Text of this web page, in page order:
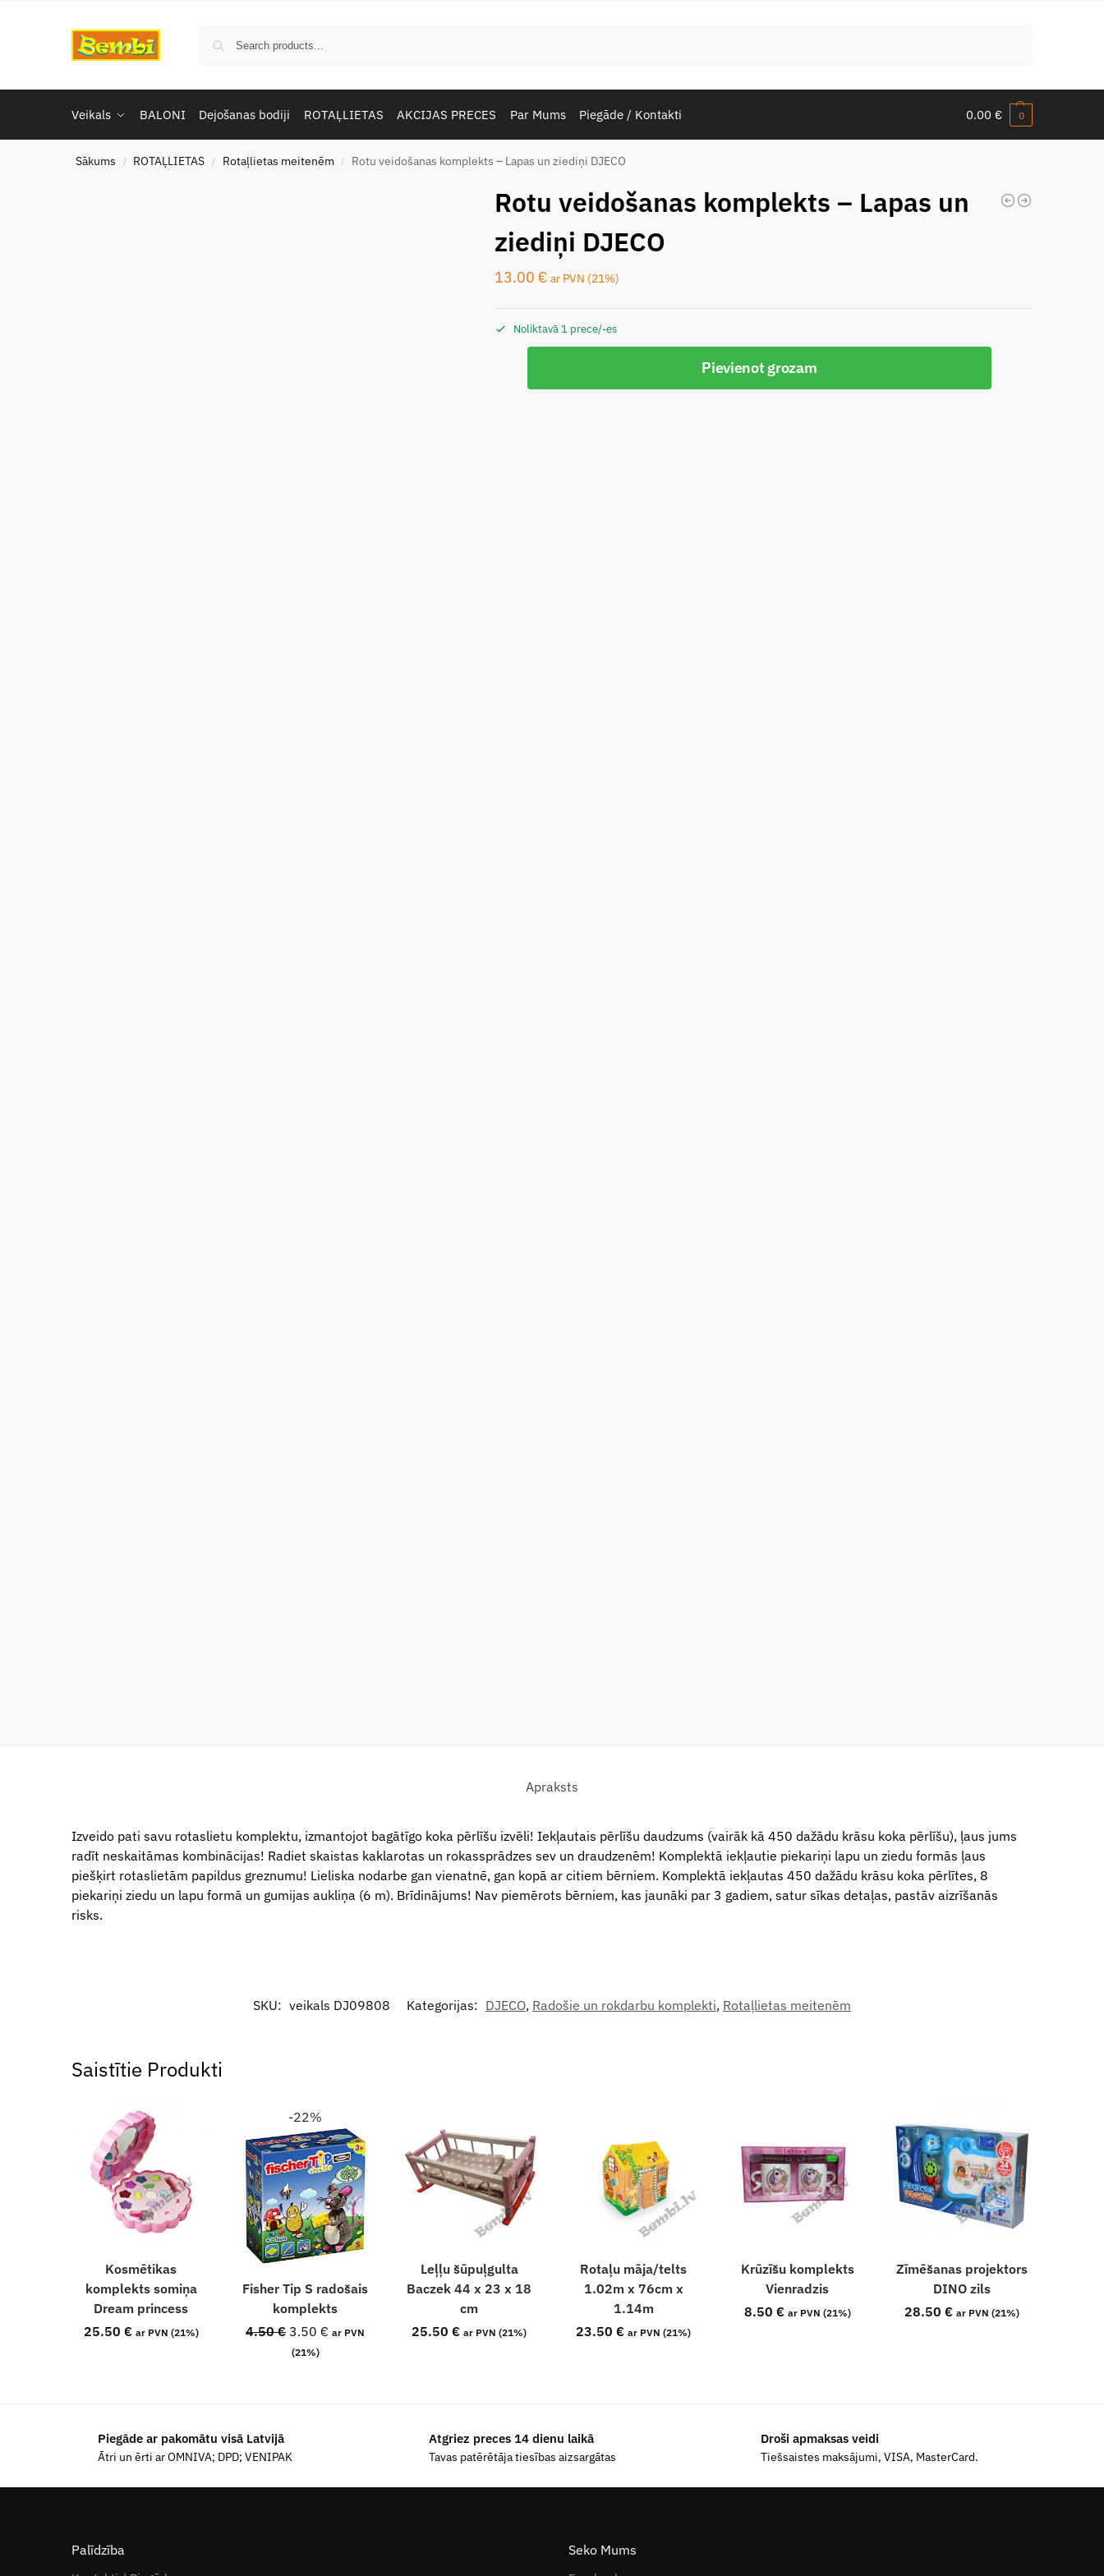
Veikals BALONI Dejošanas bodiji ROTAĻLIETAS AKCIJAS PRECES Par Mums Piegāde / Kontakti 0.00 € 0
Sākums / ROTAĻLIETAS / Rotaļlietas meitenēm / Rotu veidošanas komplekts – Lapas un ziediņi DJECO
Rotu veidošanas komplekts – Lapas un
ziediņi DJECO
13.00 € ar PVN (21%)
Noliktavā 1 prece/-es
Pievienot grozam
Apraksts
Izveido pati savu rotaslietu komplektu, izmantojot bagātīgo koka pērlīšu izvēli! Iekļautais pērlīšu daudzums (vairāk kā 450 dažādu krāsu koka pērlīšu), ļaus jums
radīt neskaitāmas kombinācijas! Radiet skaistas kaklarotas un rokassprādzes sev un draudzenēm! Komplektā iekļautie piekariņi lapu un ziedu formās ļaus
piešķirt rotaslietām papildus greznumu! Lieliska nodarbe gan vienatnē, gan kopā ar citiem bērniem. Komplektā iekļautas 450 dažādu krāsu koka pērlītes, 8
piekariņi ziedu un lapu formā un gumijas aukliņa (6 m). Brīdinājums! Nav piemērots bērniem, kas jaunāki par 3 gadiem, satur sīkas detaļas, pastāv aizrīšanās
risks.
SKU: veikals DJ09808 Kategorijas: DJECO, Radošie un rokdarbu komplekti, Rotaļlietas meitenēm
Saistītie Produkti
Kosmētikas
komplekts somiņa
Dream princess
25.50 € ar PVN (21%)
-22%
Fisher Tip S radošais
komplekts
4.50€ 3.50 € ar PVN
(21%)
Leļļu šūpuļgulta
Baczek 44 x 23 x 18
cm
25.50€ ar PVN (21%)
Rotaļu māja/telts
1.02m x 76cm x
1.14m
23.50€ ar PVN (21%)
Krūzīšu komplekts
Vienradzis
8.50 € ar PVN (21%)
Zīmēšanas projektors
DINO zils
28.50 € ar PVN (21%)
Piegāde ar pakomātu visā Latvijā
Ātri un ērti ar OMNIVA; DPD; VENIPAK
Atgriez preces 14 dienu laikā
Tavas patērētāja tiesības aizsargātas
Droši apmaksas veidi
Tiešsaistes maksājumi, VISA, MasterCard.
Palīdzība Seko Mums